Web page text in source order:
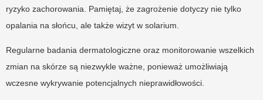
ryzyko zachorowania. Pamiętaj, że zagrożenie dotyczy nie tylko
opalania na słońcu, ale także wizyt w solarium.
Regularne badania dermatologiczne oraz monitorowanie wszelkich
zmian na skórze są niezwykle ważne, ponieważ umożliwiają
wczesne wykrywanie potencjalnych nieprawidłowości.